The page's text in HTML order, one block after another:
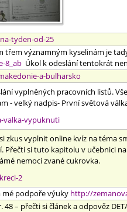
tyden-od-25
třem významným kyselinám je
8_ab Úkol k odeslání tentokrát
a-bulharsko
vyplněných pracovních listů.
- velký nadpis- První světová
valka-vypuknuti
zkus vyplnit online kvíz na téma
Přečti si tuto kapitolu v učebnici
nemoci zvané cukrovka.
2
mé podpoře výuky http://
48 – přečti si článek a odpověz